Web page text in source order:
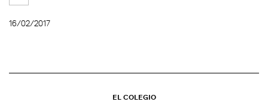
16/02/2017
EL COLEGIO